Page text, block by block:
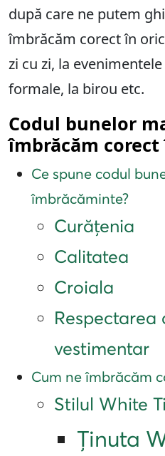
după care ne putem
îmbrăcăm corect în
zi cu zi, la
formale, la birou etc.
Codul bunelor
îmbrăcăm
Ce spune codul
îmbrăcăminte?
Curățenia
Calitatea
Croiala
Respectarea
vestimentar
Cum ne îmbrăcăm
Stilul White
Ținuta